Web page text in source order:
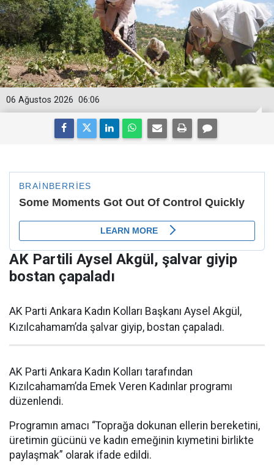
06:06
06 Ağustos 2026
AK Partili Aysel Akgül, şalvar giyip
bostan çapaladı
AK Parti Ankara Kadın Kolları Başkanı Aysel Akgül,
Kızılcahamam’da şalvar giyip, bostan çapaladı.
AK Parti Ankara Kadın Kolları tarafından
Kızılcahamam’da Emek Veren Kadınlar programı
düzenlendi.
Programın amacı “Toprağa dokunan ellerin bereketini,
üretimin gücünü ve kadın emeğinin kıymetini birlikte
paylaşmak” olarak ifade edildi.